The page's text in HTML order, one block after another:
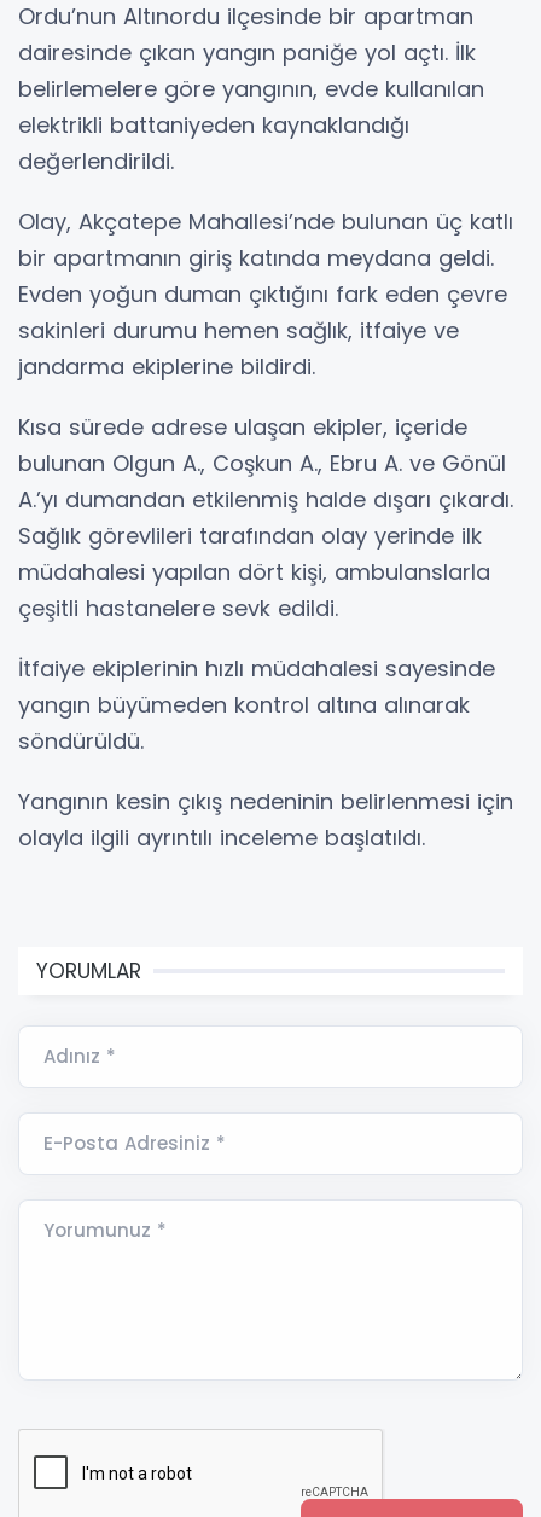
Ordu’nun Altınordu ilçesinde bir apartman
dairesinde çıkan yangın paniğe yol açtı. İlk
belirlemelere göre yangının, evde kullanılan
elektrikli battaniyeden kaynaklandığı
değerlendirildi.
Olay, Akçatepe Mahallesi’nde bulunan üç katlı
bir apartmanın giriş katında meydana geldi.
Evden yoğun duman çıktığını fark eden çevre
sakinleri durumu hemen sağlık, itfaiye ve
jandarma ekiplerine bildirdi.
Kısa sürede adrese ulaşan ekipler, içeride
bulunan Olgun A., Coşkun A., Ebru A. ve Gönül
A.’yı dumandan etkilenmiş halde dışarı çıkardı.
Sağlık görevlileri tarafından olay yerinde ilk
müdahalesi yapılan dört kişi, ambulanslarla
çeşitli hastanelere sevk edildi.
İtfaiye ekiplerinin hızlı müdahalesi sayesinde
yangın büyümeden kontrol altına alınarak
söndürüldü.
Yangının kesin çıkış nedeninin belirlenmesi için
olayla ilgili ayrıntılı inceleme başlatıldı.
YORUMLAR
Adınız *
E-Posta Adresiniz *
Yorumunuz *